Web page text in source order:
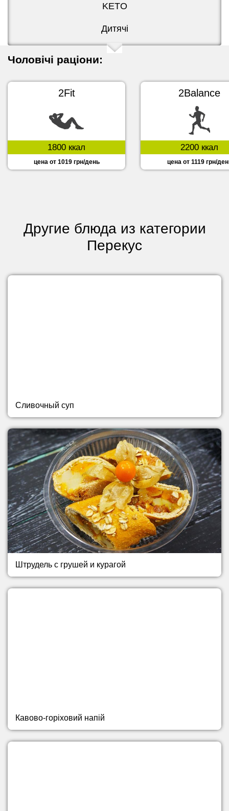
KETO
Дитячі
Чоловічі раціони:
2Fit
1800 ккал
цена от 1019 грн/день
2Balance
2200 ккал
цена от 1119 грн/
Другие блюда из категории
Перекус
Сливочный суп
Штрудель с грушей и курагой
Кавово-горіховий напій